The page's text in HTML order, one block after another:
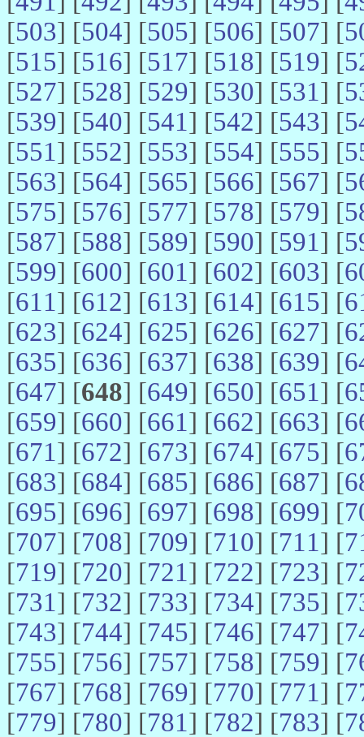
[503] [504] [505] [506] [507] [
[515] [516] [517] [518] [519] [
[527] [528] [529] [530] [531] [
[539] [540] [541] [542] [543] [
[551] [552] [553] [554] [555] [
[563] [564] [565] [566] [567] [
[575] [576] [577] [578] [579] [
[587] [588] [589] [590] [591] [
[599] [600] [601] [602] [603] [
[611] [612] [613] [614] [615] [
[623] [624] [625] [626] [627] [
[635] [636] [637] [638] [639] [
[647] [648] [649] [650] [651] [
[659] [660] [661] [662] [663] [
[671] [672] [673] [674] [675] [
[683] [684] [685] [686] [687] [
[695] [696] [697] [698] [699] [
[707] [708] [709] [710] [711] [
[719] [720] [721] [722] [723] [
[731] [732] [733] [734] [735] [
[743] [744] [745] [746] [747] [
[755] [756] [757] [758] [759] [
[767] [768] [769] [770] [771] [
[779] [780] [781] [782] [783] [